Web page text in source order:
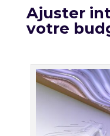
Ajuster
votre